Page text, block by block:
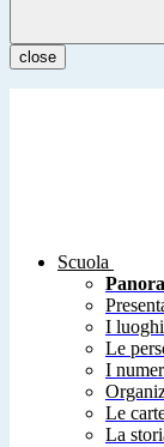
close
Scuola
I luoghi
Le
I
Le
La